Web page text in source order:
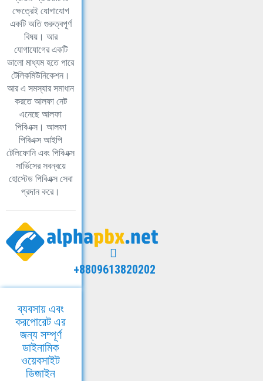
ক্ষেত্রেই যোগাযোগ
একটি অতি গুরুত্বপূর্ণ
বিষয়। আর
যোগাযোগের একটি
ভালো মাধ্যম হতে পারে
টেলিকমিউনিকেশন।
আর এ সমস্যার সমাধান
করতে আলফা নেট
এনেছে আলফা
পিবিএক্স। আলফা
পিবিএক্স আইপি
টেলিফোনি এবং পিবিএক্স
সার্ভিসের সবন্বয়ে
হোস্টেড পিবিএক্স সেবা
প্রদান করে।
+8809613820202
ব্যবসায় এবং
করপোরেট এর
জন্য সম্পূর্ণ
ডাইনামিক
ওয়েবসাইট
ডিজাইন